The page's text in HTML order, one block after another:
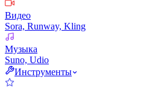
Видео
Sora, Runway, Kling
Музыка
Suno, Udio
Инструменты